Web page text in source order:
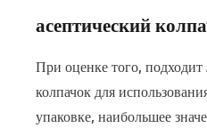
асептический
При оценке того,
колпачок для
упаковке, наибольшее